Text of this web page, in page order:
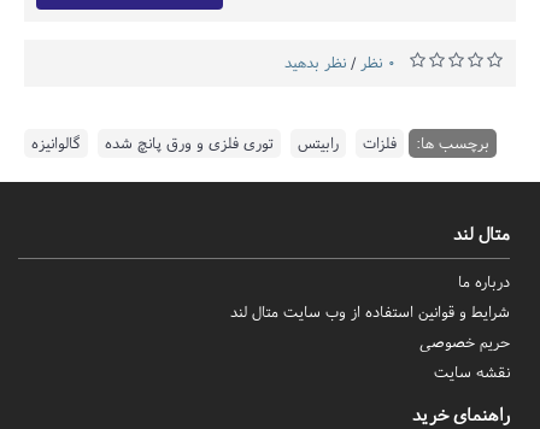
0 نظر / نظر بدهید
برچسب ها: فلزات رابیتس توری فلزی و ورق پانچ شده گالوانیزه
متال لند
درباره ما
شرایط و قوانین استفاده از وب سایت متال لند
حریم خصوصی
نقشه سایت
راهنمای خرید